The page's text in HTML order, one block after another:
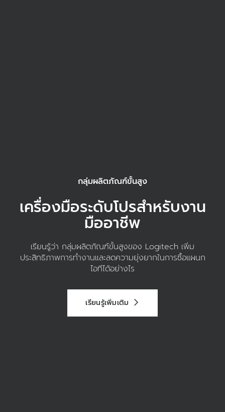
กลุ่มผลิตภัณฑ์ขั้นสูง
เครื่องมือระดับโปรสำหรับงาน
มืออาชีพ
เรียนรู้ว่า กลุ่มผลิตภัณฑ์ขั้นสูงของ Logitech เพิ่ม
ประสิทธิภาพการทำงานและลดความยุ่งยากในการซื้อแผนก
ไอทีได้อย่างไร
เรียนรู้เพิ่มเติม